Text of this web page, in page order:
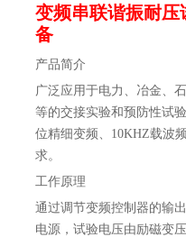
变频串联谐振耐
备
产品简介
广泛应用于电力、冶金、
等的交接实验和预防性试
位精细变频、10KHZ载波
求。
工作原理
通过调节变频控制器的输
电源，试验电压由励磁变